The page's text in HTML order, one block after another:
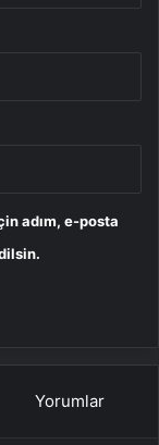
adım, e-posta
Yorumlar